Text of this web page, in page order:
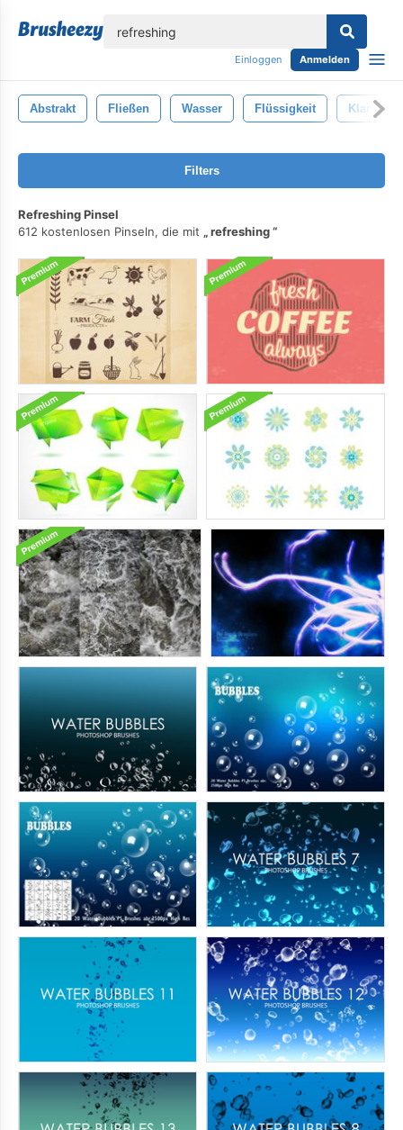
Einloggen Anmelden
Abstrakt Fließen Wasser Flüssigkeit Klar
Filters
Refreshing Pinsel
612 kostenlosen Pinseln, die mit
refreshing